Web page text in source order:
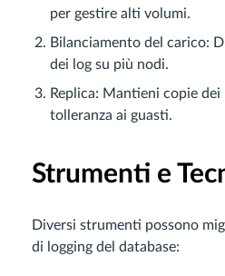
per gestire alti volumi.
Bilanciamento del carico:
dei log su più nodi.
Replica: Mantieni copie
tolleranza ai guasti.
Strumenti e
Diversi strumenti possono
di logging del database: